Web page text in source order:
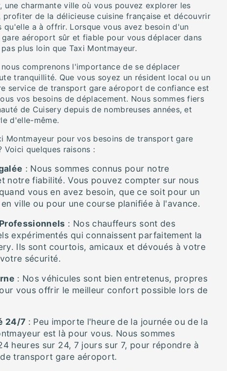
une charmante ville où vous pouvez explorer les
profiter de la délicieuse cuisine française et découvrir
qu'elle a à offrir. Lorsque vous avez besoin d'un
aéroport sûr et fiable pour vous déplacer dans
plus loin que Taxi Montmayeur.
comprenons l'importance de se déplacer
tranquillité. Que vous soyez un résident local ou un
service de transport gare aéroport de confiance est
vos besoins de déplacement. Nous sommes fiers
de Cuisery depuis de nombreuses années, et
d'elle-même.
Montmayeur pour vos besoins de transport gare
Voici quelques raisons :
: Nous sommes connus pour notre
notre fiabilité. Vous pouvez compter sur nous
vous en avez besoin, que ce soit pour un
ville ou pour une course planifiée à l'avance.
: Nos chauffeurs sont des
expérimentés qui connaissent parfaitement la
Ils sont courtois, amicaux et dévoués à votre
sécurité.
: Nos véhicules sont bien entretenus, propres
vous offrir le meilleur confort possible lors de
24/7 : Peu importe l'heure de la journée ou de la
est là pour vous. Nous sommes
heures sur 24, 7 jours sur 7, pour répondre à
transport gare aéroport.